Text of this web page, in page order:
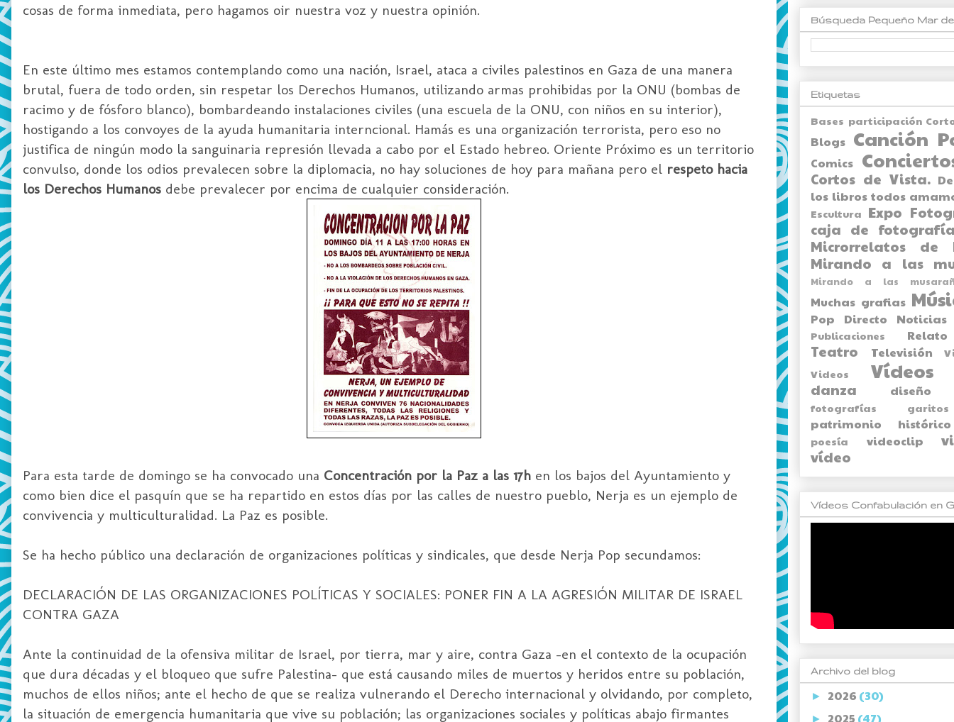
cosas de forma inmediata, pero hagamos oir nuestra voz y nuestra opinión.
En este último mes estamos contemplando como una nación, Israel, ataca a civiles palestinos en Gaza de una manera
brutal, fuera de todo orden, sin respetar los Derechos Humanos, utilizando armas prohibidas por la ONU (bombas de
racimo y de fósforo blanco), bombardeando instalaciones civiles (una escuela de la ONU, con niños en su interior),
hostigando a los convoyes de la ayuda humanitaria interncional. Hamás es una organización terrorista, pero eso no
justifica de ningún modo la sanguinaria represión llevada a cabo por el Estado hebreo. Oriente Próximo es un territorio
convulso, donde los odios prevalecen sobre la diplomacia, no hay soluciones de hoy para mañana pero el respeto hacia
los Derechos Humanos debe prevalecer por encima de cualquier consideración.
Para esta tarde de domingo se ha convocado una Concentración por la Paz a las 17h en los bajos del Ayuntamiento y
como bien dice el pasquín que se ha repartido en estos días por las calles de nuestro pueblo, Nerja es un ejemplo de
convivencia y multiculturalidad. La Paz es posible.
Se ha hecho público una declaración de organizaciones políticas y sindicales, que desde Nerja Pop secundamos:
DECLARACIÓN DE LAS ORGANIZACIONES POLÍTICAS Y SOCIALES: PONER FIN A LA AGRESIÓN MILITAR DE ISRAEL
CONTRA GAZA
Ante la continuidad de la ofensiva militar de Israel, por tierra, mar y aire, contra Gaza –en el contexto de la ocupación
que dura décadas y el bloqueo que sufre Palestina- que está causando miles de muertos y heridos entre su población,
muchos de ellos niños; ante el hecho de que se realiza vulnerando el Derecho internacional y olvidando, por completo,
la situación de emergencia humanitaria que vive su población; las organizaciones sociales y políticas abajo firmantes
Búsqueda Pequeño Mar
Etiquetas
Bases participación
Blogs Canción
Comics
Cortos de Vista.
los libros todos
Escultura Expo
caja de
Microrrelatos de
Mirando a las
Mirando a las
Muchas grafias
Pop Directo Noticias
Publicaciones Relato
Teatro Televisión
Videos
Vídeos
danza diseño
fotografías garitos
patrimonio histórico
poesía videoclip
vídeo
Vídeos Confabulación en
Archivo del blog
► 2026 (30)
► 2025 (47)